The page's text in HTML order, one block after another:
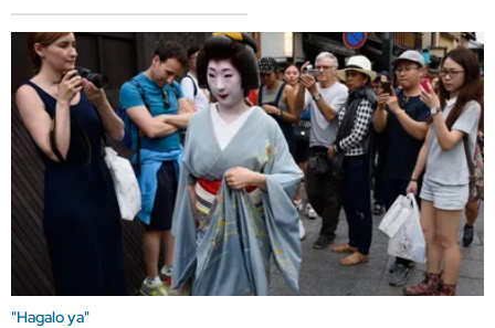
"Hagalo ya"